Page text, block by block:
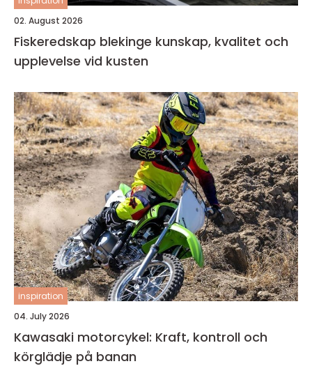
02. August 2026
Fiskeredskap blekinge kunskap, kvalitet och
upplevelse vid kusten
inspiration
04. July 2026
Kawasaki motorcykel: Kraft, kontroll och
körglädje på banan